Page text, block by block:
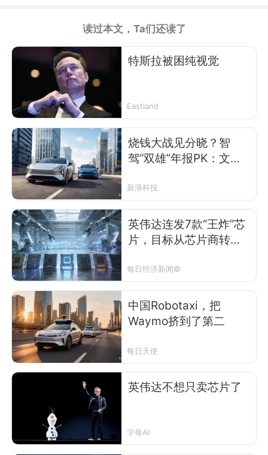
读过本文，Ta们还读了
特斯拉被困纯视觉
Eastland
烧钱大战见分晓？智
驾“双雄”年报PK：文远
更“钱途”堪忧？
新浪科技
英伟达连发7款“王炸”芯
片，目标从芯片商转向
变了？业内：一句话总
结就是“卖标准”
每日经济新闻©
中国Robotaxi，把
Waymo挤到了第二
每日天使
英伟达不想只卖芯片了
字母AI